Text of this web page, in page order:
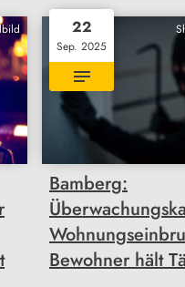
22
Sep. 2025
Bamberg:
Bewohner hält